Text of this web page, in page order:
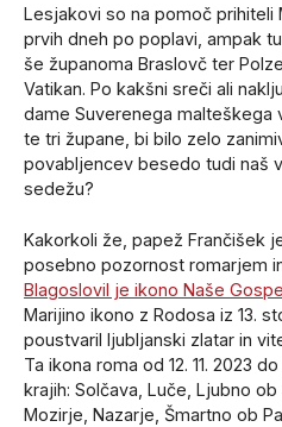
Lesjakovi so na pomoč prihiteli
prvih dneh po poplavi, ampak
še županoma Braslovč ter
Vatikan. Po kakšni sreči ali
dame Suverenega malteškega
te tri župane, bi bilo zelo
povabljencev besedo tudi naš
sedežu?
Kakorkoli že, papež Frančišek
posebno pozornost romarjem
Blagoslovil je ikono Naše
Marijino ikono z Rodosa iz 13.
poustvaril ljubljanski zlatar in
Ta ikona roma od 12. 11. 2023
krajih: Solčava, Luče, Ljubno ob
Mozirje, Nazarje, Šmartno ob